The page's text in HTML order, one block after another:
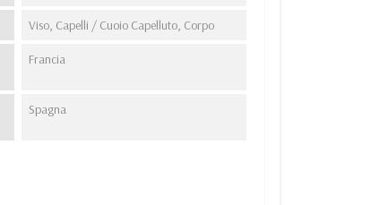
Viso, Capelli / Cuoio Capelluto, Corpo
Francia
Spagna